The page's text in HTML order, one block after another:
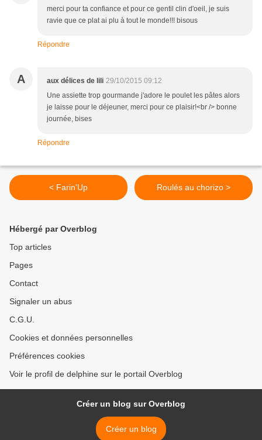
merci pour ta confiance et pour ce gentil clin d'oeil, je suis
ravie que ce plat ai plu à tout le monde!!! bisous
Répondre
A aux délices de lili 29/10/2015 09:12
Une assiette trop gourmande j'adore le poulet les pâtes alors
je laisse pour le déjeuner, merci pour ce plaisir!<br /> bonne
journée, bises
Répondre
< Farin'Up Roulés au chorizo >
Hébergé par Overblog
Top articles
Pages
Contact
Signaler un abus
C.G.U.
Cookies et données personnelles
Préférences cookies
Voir le profil de delphine sur le portail Overblog
Créer un blog sur Overblog
Créer un blog